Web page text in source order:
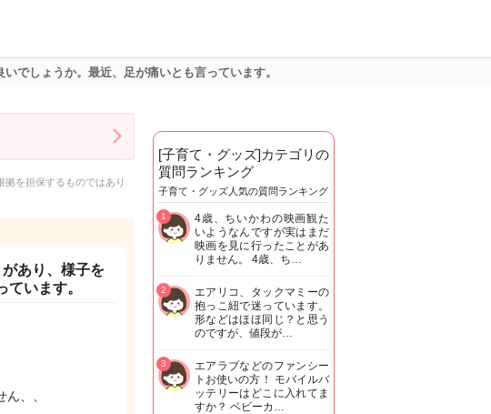
でしょうか。最近、足が痛いとも言っています。
を担保するものではあり
あり、様子を
います。
、、
[子育て・グッズ]カテゴリの
質問ランキング
子育て・グッズ人気の質問ランキング
4歳、ちいかわの映画観た
いようなんですが実はまだ
映画を見に行ったことがあ
りません。 4歳、ち…
1
エアリコ、タックマミーの
抱っこ紐で迷っています。
形などはほほ同じ？と思う
のですが、値段が…
2
エアラブなどのファンシー
トお使いの方！ モバイルバ
ッテリーはどこに入れてま
すか？ ベビーカ…
3